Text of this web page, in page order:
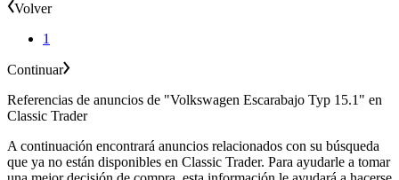
Volver
1
Continuar
Referencias de anuncios de "Volkswagen Escarabajo Typ 15.1" en
Classic Trader
A continuación encontrará anuncios relacionados con su búsqueda
que ya no están disponibles en Classic Trader. Para ayudarle a tomar